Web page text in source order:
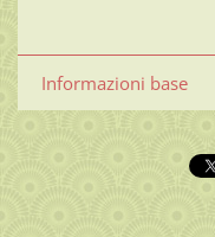
Informazioni base